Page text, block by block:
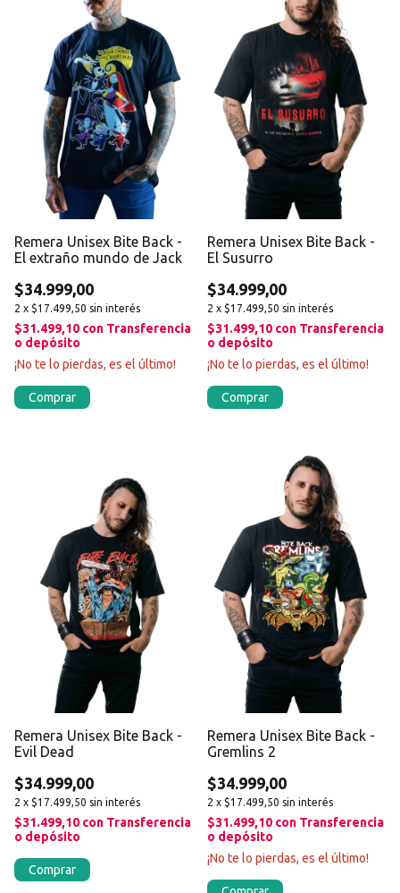
Remera Unisex Bite Back -
El extraño mundo de Jack
$34.999,00
2 x $17.499,50 sin interés
$31.499,10 con Transferencia
o depósito
¡No te lo pierdas, es el último!
Comprar
Remera Unisex Bite Back -
El Susurro
$34.999,00
2 x $17.499,50 sin interés
$31.499,10 con Transferencia
o depósito
¡No te lo pierdas, es el último!
Comprar
Remera Unisex Bite Back -
Evil Dead
$34.999,00
2 x $17.499,50 sin interés
$31.499,10 con Transferencia
o depósito
Comprar
Remera Unisex Bite Back -
Gremlins 2
$34.999,00
2 x $17.499,50 sin interés
$31.499,10 con Transferencia
o depósito
¡No te lo pierdas, es el último!